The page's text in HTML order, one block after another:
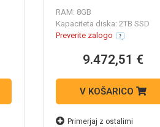
RAM: 8GB
Kapaciteta diska: 2TB SSD
Preverite zalogo
9.472,51 €
V KOŠARICO
Primerjaj z ostalimi